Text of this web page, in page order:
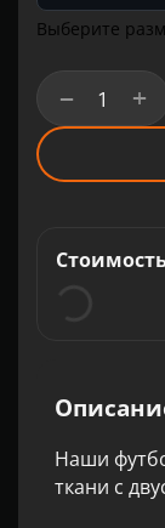
Выберите
+
−
Наши
ткани с